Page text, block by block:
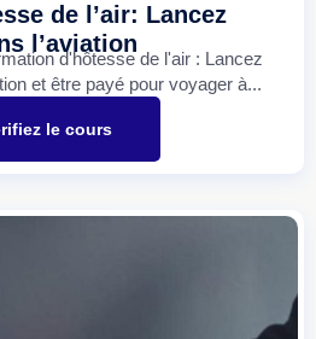
de l’air: Lancez
l’aviation
d'hôtesse de l'air : Lancez
et être payé pour voyager à...
le cours